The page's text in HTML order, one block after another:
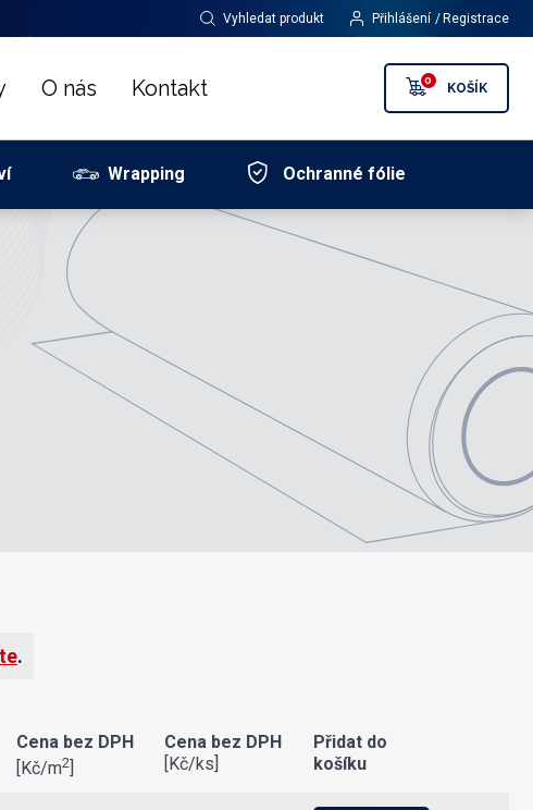
Vyhledat produkt Přihlášení Registrace
O nás Kontakt 0 KOŠÍK
Wrapping Ochranné fólie
.
Cena bez DPH
[Kč/m2
Cena bez DPH
[Kč/ks]
Přidat do
košíku